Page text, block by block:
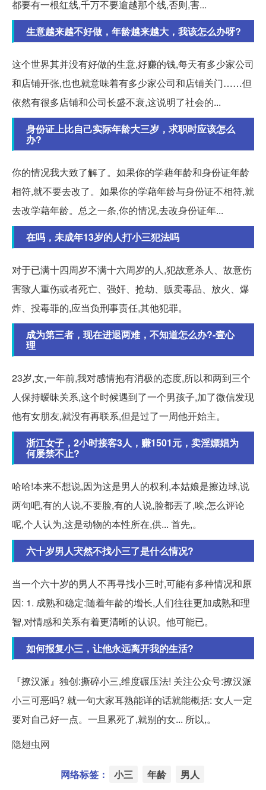
都要有一根红线,千万不要逾越那个线,否则,害...
生意越来越不好做，年龄越来越大，我该怎么办呀?
这个世界其并没有好做的生意,好赚的钱,每天有多少家公司
和店铺开张,也也就意味着有多少家公司和店铺关门……但
依然有很多店铺和公司长盛不衰,这说明了社会的...
身份证上比自己实际年龄大三岁，求职时应该怎么
办?
你的情况我大致了解了。如果你的学藉年龄和身份证年龄
相符,就不要去改了。如果你的学藉年龄与身份证不相符,就
去改学藉年龄。总之一条,你的情况,去改身份证年...
在吗，未成年13岁的人打小三犯法吗
对于已满十四周岁不满十六周岁的人,犯故意杀人、故意伤
害致人重伤或者死亡、强奸、抢劫、贩卖毒品、放火、爆
炸、投毒罪的,应当负刑事责任,其他犯罪。
成为第三者，现在进退两难，不知道怎么办?-壹心
理
23岁,女,一年前,我对感情抱有消极的态度,所以和两到三个
人保持暧昧关系,这个时候遇到了一个男孩子,加了微信发现
他有女朋友,就没有再联系,但是过了一周他开始主。
浙江女子，2小时接客3人，赚1501元，卖淫嫖娼为
何屡禁不止?
哈哈!本来不想说,因为这是男人的权利,本姑娘是擦边球,说
两句吧,有的人说,不要脸,有的人说,脸都丟了,唉,怎么评论
呢,个人认为,这是动物的本性所在,供... 首先,。
六十岁男人宊然不找小三了是什么情况?
当一个六十岁的男人不再寻找小三时,可能有多种情况和原
因: 1. 成熟和稳定:随着年龄的增长,人们往往更加成熟和理
智,对情感和关系有着更清晰的认识。他可能已。
如何报复小三，让他永远离开我的生活?
『撩汉派』独创:撕碎小三,维度碾压法! 关注公众号:撩汉派
小三可恶吗? 就一句大家耳熟能详的话就能概括: 女人一定
要对自己好一点。一旦累死了,就别的女... 所以,。
隐翅虫网
网络标签： 小三 年龄 男人